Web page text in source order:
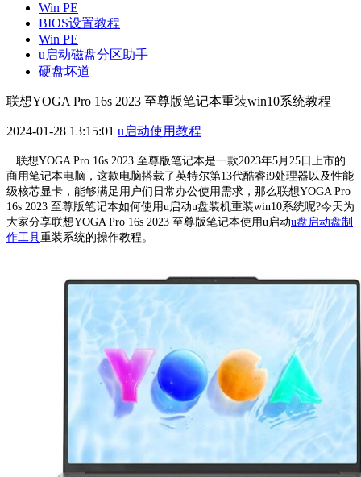
Win PE
BIOS设置教程
Win PE
u启动磁盘分区助手
硬盘坏道
联想YOGA Pro 16s 2023 至尊版笔记本重装win10系统教程
2024-01-28 13:15:01 u启动使用教程
联想YOGA Pro 16s 2023 至尊版笔记本是一款2023年5月25日上市的
商用笔记本电脑，这款电脑搭载了英特尔第13代酷睿i9处理器以及性能
级核芯显卡，能够满足用户们日常办公使用需求，那么联想YOGA Pro
16s 2023 至尊版笔记本如何使用u启动u盘装机重装win10系统呢?今天为
大家分享联想YOGA Pro 16s 2023 至尊版笔记本使用u启动u盘启动盘制
作工具重装系统的操作教程。